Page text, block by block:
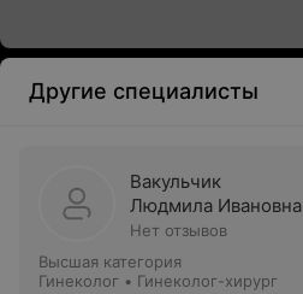
Другие специалисты
Вакульчик
Людмила Ивановна
Нет отзывов
Высшая категория
Гинеколог • Гинеколог-хирург